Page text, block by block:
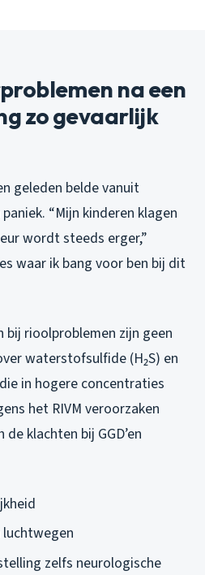
na een
zo gevaarlijk
geleden belde vanuit
“Mijn kinderen klagen
wordt steeds erger,”
waar ik bang voor ben bij dit
bij rioolproblemen zijn geen
waterstofsulfide (H₂S) en
in hogere concentraties
het RIVM veroorzaken
klachten bij GGD’en
zelfs neurologische